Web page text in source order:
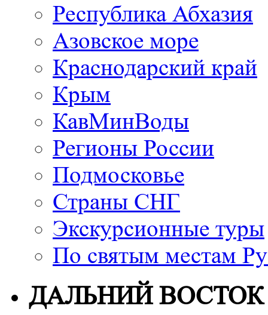
Республика Абхазия
Азовское море
Краснодарский край
Крым
КавМинВоды
Регионы России
Подмосковье
Страны СНГ
Экскурсионные туры
По святым местам
ДАЛЬНИЙ ВОСТОК